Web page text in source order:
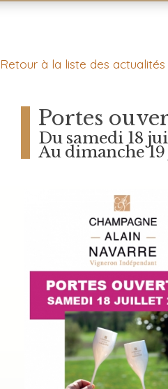
Retour à la liste des actualités
Portes
Du samedi 18
Au dimanche